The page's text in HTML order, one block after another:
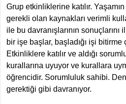
Grup etkinliklerine katılır.
gerekli olan kaynakları verimli
ile bu davranışlarının
bir işe başlar, başladığı işi bitirme
Etkinliklere katılır ve aldığı
kurallarına uyuyor ve kurallara
öğrencidir. Sorumluluk sahibi.
gerektiği gibi davranıyor.